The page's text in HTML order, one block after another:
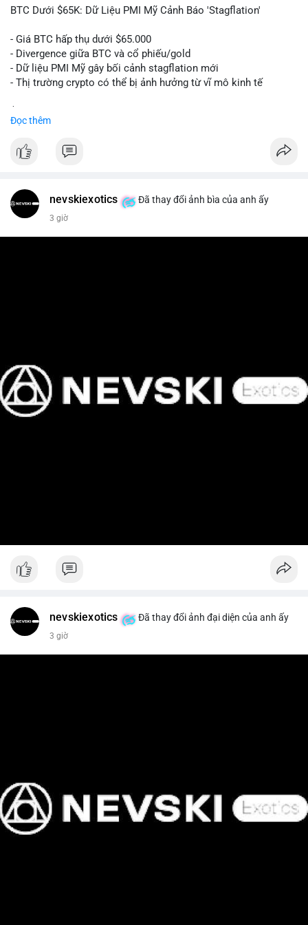
📰 Nguồn: Cointelegraph
BTC Dưới $65K: Dữ Liệu PMI Mỹ Cảnh Báo 'Stagflation'
- Giá BTC hấp thụ dưới $65.000
- Divergence giữa BTC và cổ phiếu/gold
- Dữ liệu PMI Mỹ gây bối cảnh stagflation mới
- Thị trường crypto có thể bị ảnh hưởng từ vĩ mô kinh tế
Đọc thêm
nevskiexotics Đã thay đổi ảnh bìa của anh ấy
3 giờ
nevskiexotics Đã thay đổi ảnh đại diện của anh ấy
3 giờ